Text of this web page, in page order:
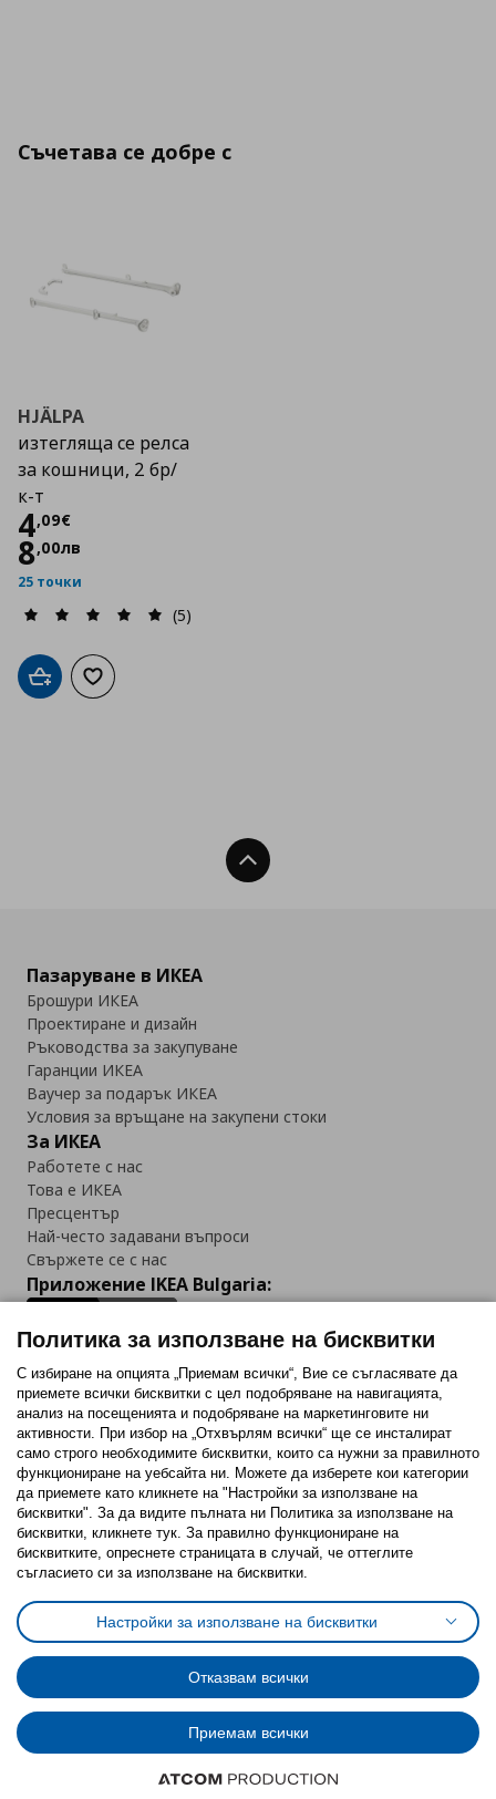
Съчетава се добре с
HJÄLPA
изтегляща се релса
за кошници, 2 бр/
к-т
4,09€
Цена
8,00лв
25 точки
(5)
Добави в кошницата
Добави към списъка с любими
Нагоре
Пазаруване в ИКЕА
Брошури ИКЕА
Проектиране и дизайн
Ръководства за закупуване
Гаранции ИКЕА
Ваучер за подарък ИКЕА
Условия за връщане на закупени стоки
За ИКЕА
Работете с нас
Това е ИКЕА
Пресцентър
Най-често задавани въпроси
Свържете се с нас
Приложение IKEA Bulgaria:
Последвайте ни:
FacebookTwitterYoutubePinterestInstagram
Политика за използване на бисквитки (Cookies)
Избор на настройки за използване на бисквитки
Условия за ползване на ikea.bgОбща политика за личните данни
Политика за защита на личните данни на ikea.bg
Общи условия на програма IKEA Family
Политика за защита на лични данни на програма IKEA Family
© Inter-IKEA Systems B.V. 1999 - 2025
Политика за използване на бисквитки
С избиране на опцията „Приемам всички“, Вие се съгласявате да
приемете всички бисквитки с цел подобряване на навигацията,
анализ на посещенията и подобряване на маркетинговите ни
активности. При избор на „Отхвърлям всички“ ще се инсталират
само строго необходимитe бисквитки, които са нужни за правилното
функциониране на уебсайта ни. Можете да изберете кои категории
да приемете като кликнете на "Настройки за използване на
бисквитки". За да видите пълната ни Политика за използване на
бисквитки, кликнете тук. За правилно функциониране на
бисквитките, опреснете страницата в случай, че оттеглите
съгласието си за използване на бисквитки.
Настройки за използване на бисквитки
Отказвам всички
Приемам всички